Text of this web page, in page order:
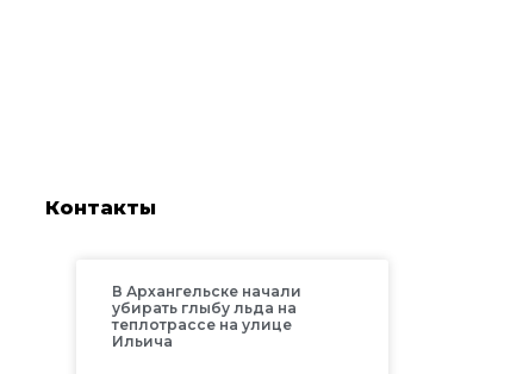
Контакты
В Архангельске начали
убирать глыбу льда на
теплотрассе на улице
Ильича